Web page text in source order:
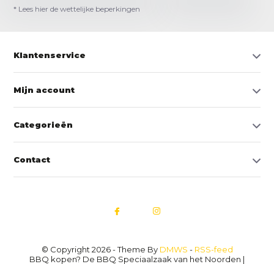
* Lees hier de wettelijke beperkingen
Klantenservice
Mijn account
Categorieën
Contact
© Copyright 2026 - Theme By DMWS - RSS-feed
BBQ kopen? De BBQ Speciaalzaak van het Noorden |